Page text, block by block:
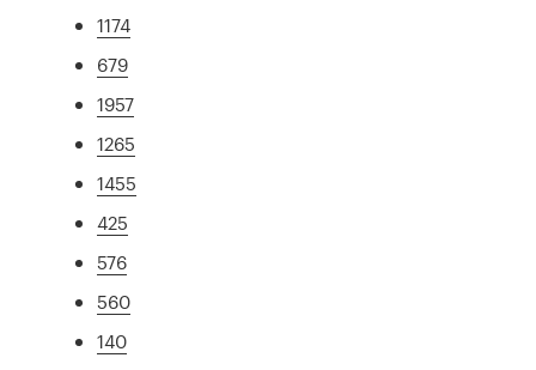
1174
679
1957
1265
1455
425
576
560
140